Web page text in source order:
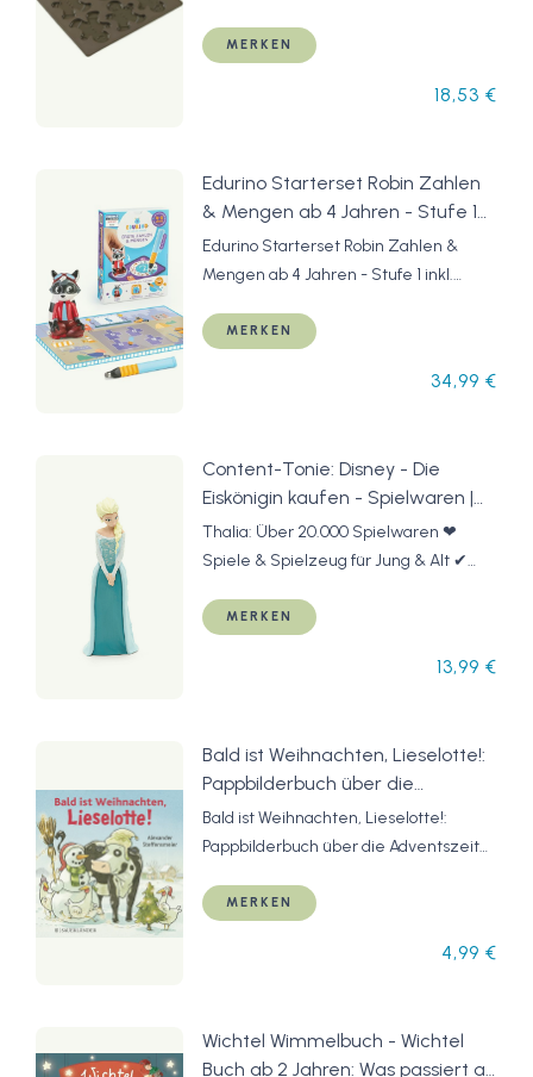
braunMERKEN
18,53 €
Edurino Starterset Robin Zahlen
& Mengen ab 4 Jahren - Stufe 1
inkl. Eingabestift | Zahlen 0-10 |
Erstes Rechnen | Geometrische
Edurino Starterset Robin Zahlen &
Mengen ab 4 Jahren - Stufe 1 inkl.
Rechnen | Geometrische Formen
MERKEN
34,99 €
Content-Tonie: Disney - Die
Eiskönigin kaufen - Spielwaren |
Thalia
Thalia: Über 20.000 Spielwaren ❤
Spiele & Spielzeug für Jung & Alt ✔
Eiskönigin« online bestellen!
MERKEN
13,99 €
Bald ist Weihnachten, Lieselotte!:
Pappbilderbuch über die
Adventszeit ab 2
Bald ist Weihnachten, Lieselotte!:
Pappbilderbuch über die Adventszeit
MERKEN
4,99 €
Wichtel Wimmelbuch - Wichtel
Buch ab 2 Jahren: Was passiert an